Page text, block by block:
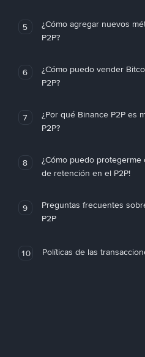
5
¿Cómo agregar nuevos
P2P?
6
¿Cómo puedo vender
P2P?
7
¿Por qué Binance P2P es
P2P?
8
¿Cómo puedo protegerme
de retención en el P2P!
9
Preguntas frecuentes
P2P
10 Políticas de las